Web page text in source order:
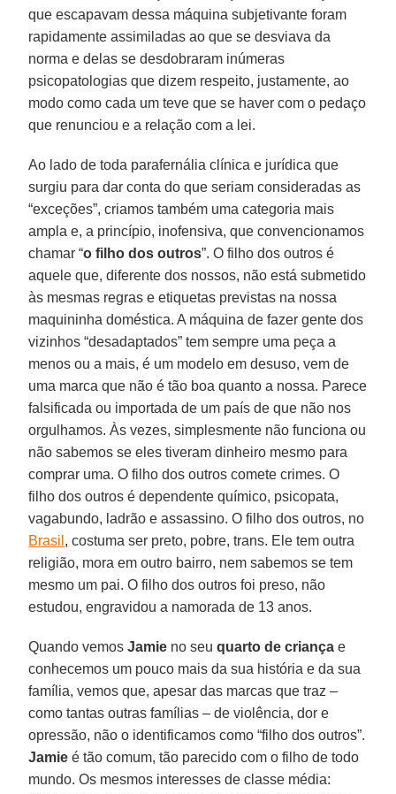
que escapavam dessa máquina subjetivante foram
rapidamente assimiladas ao que se desviava da
norma e delas se desdobraram inúmeras
psicopatologias que dizem respeito, justamente, ao
modo como cada um teve que se haver com o pedaço
que renunciou e a relação com a lei.
Ao lado de toda parafernália clínica e jurídica que
surgiu para dar conta do que seriam consideradas as
“exceções”, criamos também uma categoria mais
ampla e, a princípio, inofensiva, que convencionamos
chamar “o filho dos outros”. O filho dos outros é
aquele que, diferente dos nossos, não está submetido
às mesmas regras e etiquetas previstas na nossa
maquininha doméstica. A máquina de fazer gente dos
vizinhos “desadaptados” tem sempre uma peça a
menos ou a mais, é um modelo em desuso, vem de
uma marca que não é tão boa quanto a nossa. Parece
falsificada ou importada de um país de que não nos
orgulhamos. Às vezes, simplesmente não funciona ou
não sabemos se eles tiveram dinheiro mesmo para
comprar uma. O filho dos outros comete crimes. O
filho dos outros é dependente químico, psicopata,
vagabundo, ladrão e assassino. O filho dos outros, no
Brasil , costuma ser preto, pobre, trans. Ele tem outra
religião, mora em outro bairro, nem sabemos se tem
mesmo um pai. O filho dos outros foi preso, não
estudou, engravidou a namorada de 13 anos.
Quando vemosJamie no seuquarto de criança e
conhecemos um pouco mais da sua história e da sua
família, vemos que, apesar das marcas que traz –
como tantas outras famílias – de violência, dor e
opressão, não o identificamos como “filho dos outros”.
Jamie é tão comum, tão parecido com o filho de todo
mundo. Os mesmos interesses de classe média: